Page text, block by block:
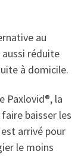
au
aussi réduite
à domicile.
Paxlovid®, la
baisser les
arrivé pour
le moins